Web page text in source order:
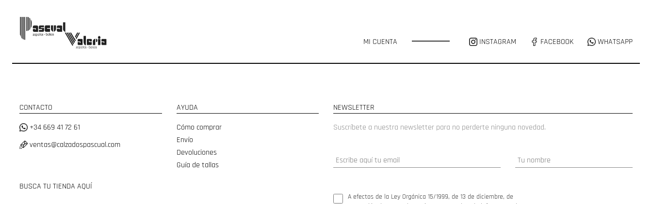
MI CUENTA INSTAGRAM FACEBOOK WHATSAPP
CONTACTO
+34 669 41 72 61
ventas@calzadospascual.com
BUSCA TU TIENDA AQUÍ
AYUDA
Cómo comprar
Envío
Devoluciones
Guía de tallas
NEWSLETTER
Suscríbete a nuestra newsletter para no perderte ninguna novedad.
A efectos de la Ley Orgánica 15/1999, de 13 de diciembre, de